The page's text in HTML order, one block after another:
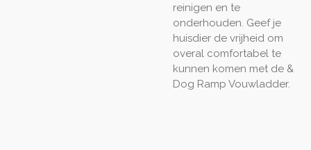
reinigen en te
onderhouden. Geef je
huisdier de vrijheid om
overal comfortabel te
kunnen komen met de &
Dog Ramp Vouwladder.